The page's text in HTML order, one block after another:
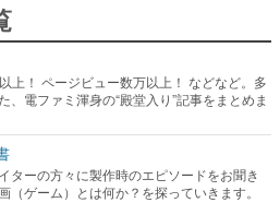
上！ ページビュー数万以上！ などなど。多
、電ファミ渾身の“殿堂入り”記事をまとめま
ターの方々に製作時のエピソードをお聞き
（ゲーム）とは何か？を探っていきます。